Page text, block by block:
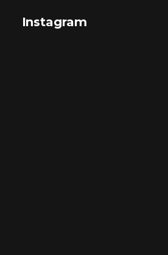
Instagram